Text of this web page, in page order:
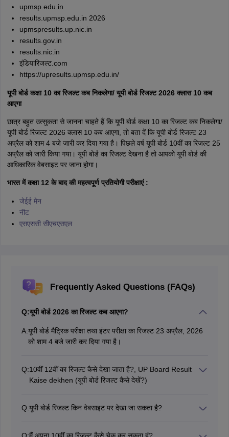
upmsp.edu.in
results.upmsp.edu.in 2026
upmspresults.up.nic.in
results.gov.in
results.nic.in
इंडियारिजल्ट.com
https://upresults.upmsp.edu.in/
यूपी बोर्ड कक्षा 10 का रिजल्ट कब निकलेगा/ यूपी बोर्ड रिजल्ट 2026 क्लास 10 कब
आएगा
छात्र बहुत उत्सुकता से जानना चाहते हैं कि यूपी बोर्ड कक्षा 10 का रिजल्ट कब निकलेगा/
यूपी बोर्ड रिजल्ट 2026 क्लास 10 कब आएगा, तो बता दें कि यूपी बोर्ड रिजल्ट 23
अप्रैल को शाम 4 बजे जारी कर दिया गया है। पिछले वर्ष यूपी बोर्ड 10वीं का रिजल्ट 25
अप्रैल को जारी किया गया। यूपी बोर्ड का रिजल्ट देखना है तो आपको यूपी बोर्ड की
आधिकारिक वेबसाइट पर जाना होगा।
भारत में कक्षा 12 के बाद की महत्वपूर्ण प्रतियोगी परीक्षाएं :
जेईई मेन
नीट
एसएससी सीएचएसएल
Frequently Asked Questions (FAQs)
Q:यूपी बोर्ड 2026 का रिजल्ट कब आएगा?
A:यूपी बोर्ड मैट्रिक परीक्षा तथा इंटर परीक्षा का रिजल्ट 23 अप्रैल, 2026
को शाम 4 बजे जारी कर दिया गया है।
Q:10वीं 12वीं का रिजल्ट कैसे देखा जाता है?, UP Board Result
Kaise dekhen (यूपी बोर्ड रिजल्ट कैसे देखें?)
ऑनलाइन यूपी बोर्ड रिजल्ट देखा जा सकता है। मोबाइल पर SMS में
जानकारी पर का उपयोग करें।
Q:यूपी बोर्ड रिजल्ट किन वेबसाइट पर देखा जा सकता है?
https://cnr.nic.in/resultdir/HighSchoolResult.aspx,